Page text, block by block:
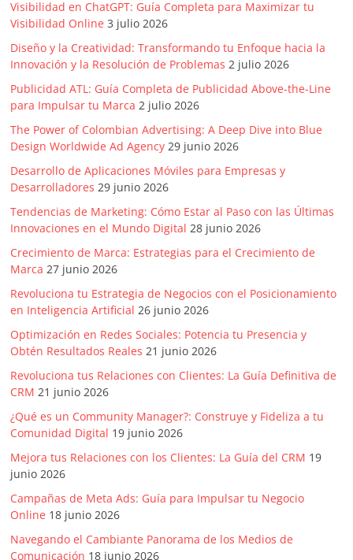
Visibilidad en ChatGPT: Guía Completa para Maximizar tu
Visibilidad Online 3 julio 2026
Diseño y la Creatividad: Transformando tu Enfoque hacia la
Innovación y la Resolución de Problemas 2 julio 2026
Publicidad ATL: Guía Completa de Publicidad Above-the-Line
para Impulsar tu Marca 2 julio 2026
The Power of Colombian Advertising: A Deep Dive into Blue
Design Worldwide Ad Agency 29 junio 2026
Desarrollo de Aplicaciones Móviles para Empresas y
Desarrolladores 29 junio 2026
Tendencias de Marketing: Cómo Estar al Paso con las Últimas
Innovaciones en el Mundo Digital 28 junio 2026
Crecimiento de Marca: Estrategias para el Crecimiento de
Marca 27 junio 2026
Revoluciona tu Estrategia de Negocios con el Posicionamiento
en Inteligencia Artificial 26 junio 2026
Optimización en Redes Sociales: Potencia tu Presencia y
Obtén Resultados Reales 21 junio 2026
Revoluciona tus Relaciones con Clientes: La Guía Definitiva de
CRM 21 junio 2026
¿Qué es un Community Manager?: Construye y Fideliza a tu
Comunidad Digital 19 junio 2026
Mejora tus Relaciones con los Clientes: La Guía del CRM 19
junio 2026
Campañas de Meta Ads: Guía para Impulsar tu Negocio
Online 18 junio 2026
Navegando el Cambiante Panorama de los Medios de
Comunicación 18 junio 2026